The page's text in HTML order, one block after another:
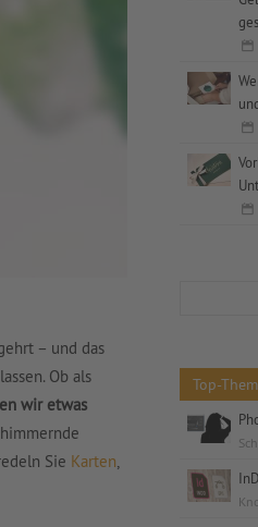
– und das
Ob als
wir etwas
Sie Karten,
Top-